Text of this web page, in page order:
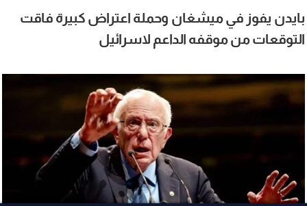
بايدن يفوز في ميشغان وحملة اعتراض كبيرة فاقت
التوقعات من موقفه الداعم لاسرائيل